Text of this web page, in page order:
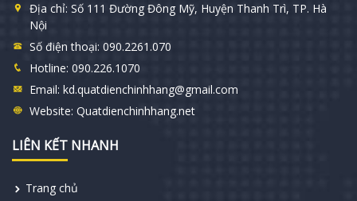
Địa chỉ: Số 111 Đường Đông Mỹ, Huyện Thanh Trì, TP. Hà
Nội
Số điện thoại: 090.2261.070
Hotline: 090.226.1070
Email: kd.quatdienchinhhang@gmail.com
Website: Quatdienchinhhang.net
LIÊN KẾT NHANH
Trang chủ